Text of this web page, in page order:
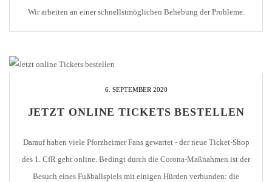
Wir arbeiten an einer schnellstmöglichen Behebung der Probleme.
6. SEPTEMBER 2020
JETZT ONLINE TICKETS BESTELLEN
Darauf haben viele Pforzheimer Fans gewartet - der neue Ticket-Shop
des 1. CfR geht online. Bedingt durch die Corona-Maßnahmen ist der
Besuch eines Fußballspiels mit einigen Hürden verbunden: die